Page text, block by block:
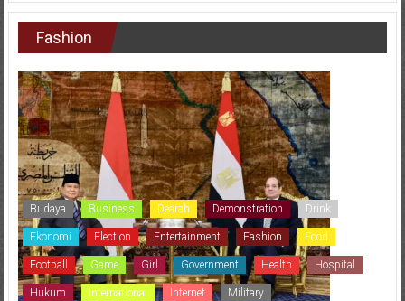
Fashion
Budaya Business Dearah Demonstration Drink
Ekonomi Election Entertainment Fashion Food
Football Game Girl Government Health Hospital
Hukum International Internet Military